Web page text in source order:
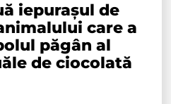
iepurașul de
care a
păgân al
de ciocolată